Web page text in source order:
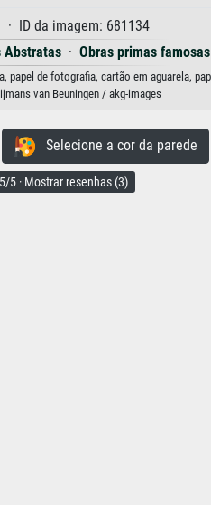
ID da imagem: 681134
Abstratas· Obras primas famosas
papel de fotografia, cartão em aguarela,
van Beuningen / akg-images
Selecione a cor da parede
5/5 · Mostrar resenhas (3)